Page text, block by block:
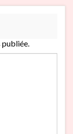
publiée.